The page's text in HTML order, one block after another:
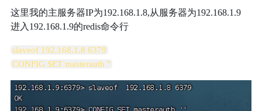
这里我的主服务器IP为192.168.1.8,从服务器为192.168.1.9
进入192.168.1.9的redis命令行
slaveof 192.168.1.8 6379
CONFIG SET masterauth ''